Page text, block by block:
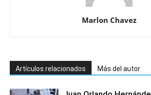
Marlon Chavez
Artículos relacionados Más del autor